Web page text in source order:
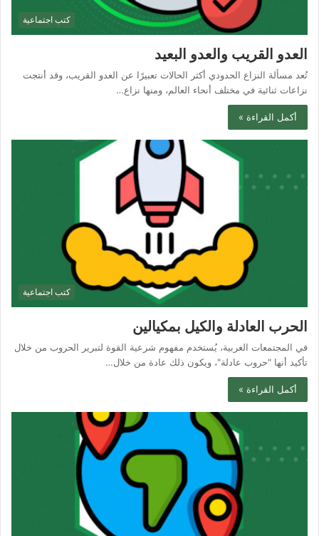
كتب اجتماعية
العدو القريب والعدو البعيد
تُعد مسألة النزاع الحدودي أكثر الحالات تعبيرًا عن العدو القريب، وقد أنتجت
نزاعات ثنائية في مختلف أنحاء العالم، ومنها نزاع…
أكمل القراءة »
كتب اجتماعية
الحرب العادلة والكيل بمكيالين
في المجتمعات الغربية، يُستخدم مفهوم شرعية القوة لتبرير الحروب من خلال
تأكيد أنها "حروب عادلة"، ويكون ذلك عادة من خلال…
أكمل القراءة »